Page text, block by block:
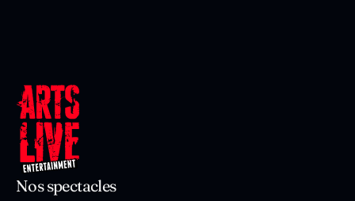
Nos spectacles